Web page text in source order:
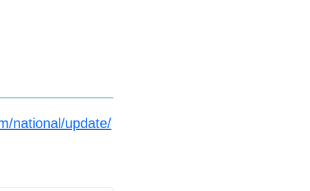
national/update/